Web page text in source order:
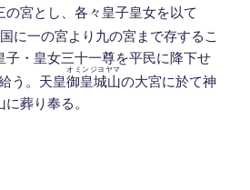
の宮とし、各々皇子皇女を以て
に一の宮より九の宮まで存するこ
子・皇女三十一尊を平民に降下せ
う。天皇御皇城山
オミンジヨヤマ
の大宮に於て神
葬り奉る。